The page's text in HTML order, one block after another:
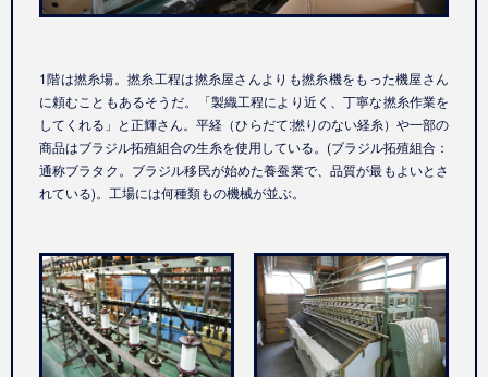
1階は撚糸場。撚糸工程は撚糸屋さんよりも撚糸機をもった機屋さん
に頼むこともあるそうだ。「製織工程により近く、丁寧な撚糸作業を
してくれる」と正輝さん。平経（ひらだて:撚りのない経糸）や一部の
商品はブラジル拓殖組合の生糸を使用している。(ブラジル拓殖組合：
通称ブラタク。ブラジル移民が始めた養蚕業で、品質が最もよいとさ
れている)。工場には何種類もの機械が並ぶ。